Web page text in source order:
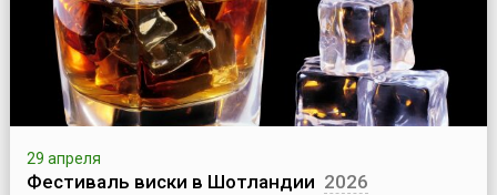
29 апреля
Фестиваль виски в Шотландии 2026